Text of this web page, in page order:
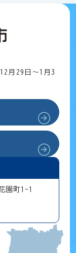
月29日～1月3
園町1-1